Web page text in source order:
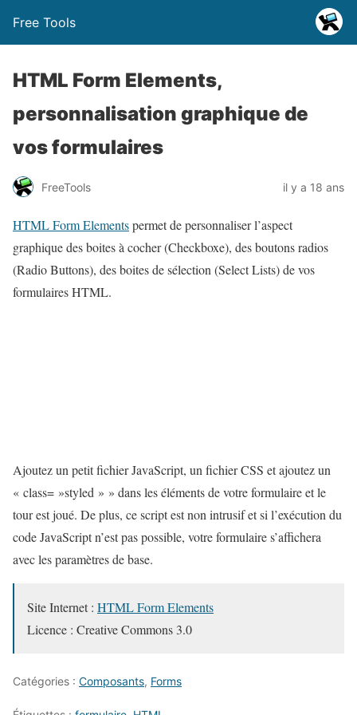
Free Tools
HTML Form Elements,
personnalisation graphique de
vos formulaires
FreeTools il y a 18 ans
HTML Form Elementspermet de personnaliser l’aspect
graphique des boites à cocher (Checkboxe), des boutons radios
(Radio Buttons), des boites de sélection (Select Lists) de vos
formulaires HTML.
Ajoutez un petit fichier JavaScript, un fichier CSS et ajoutez un
« class= »styled » » dans les éléments de votre formulaire et le
tour est joué. De plus, ce script est non intrusif et si l’exécution du
code JavaScript n’est pas possible, votre formulaire s’affichera
avec les paramètres de base.
Site Internet : HTML Form Elements
Licence : Creative Commons 3.0
Catégories : Composants, Forms